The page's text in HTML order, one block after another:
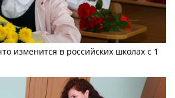
изменится в российских школах с 1